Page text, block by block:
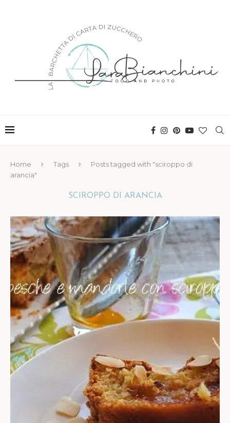
Home Tags
Posts tagged with "sciroppo di
arancia"
SCIROPPO DI ARANCIA